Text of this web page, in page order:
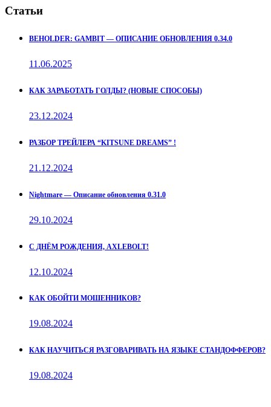
Статьи
BEHOLDER: GAMBIT — ОПИСАНИЕ ОБНОВЛЕНИЯ 0.34.0
11.06.2025
КАК ЗАРАБОТАТЬ ГОЛДЫ? (НОВЫЕ СПОСОБЫ)
23.12.2024
РАЗБОР ТРЕЙЛЕРА “KITSUNE DREAMS” !
21.12.2024
Nightmare — Описание обновления 0.31.0
29.10.2024
С ДНЁМ РОЖДЕНИЯ, AXLEBOLT!
12.10.2024
КАК ОБОЙТИ МОШЕННИКОВ?
19.08.2024
КАК НАУЧИТЬСЯ РАЗГОВАРИВАТЬ НА ЯЗЫКЕ СТАНДОФФЕРОВ?
19.08.2024